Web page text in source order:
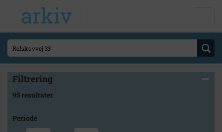
Filtrering
95 resultater
Periode